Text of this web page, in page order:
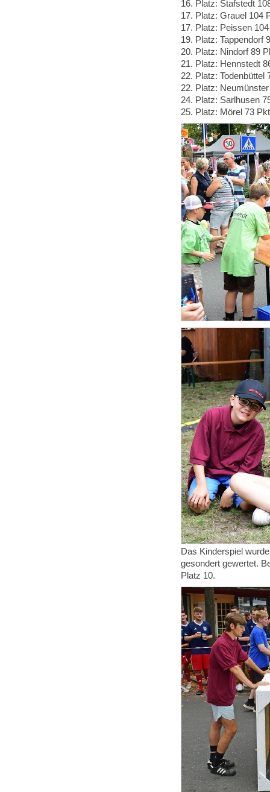
16. Platz: Stafstedt
17. Platz: Grauel 104
17. Platz: Peissen
19. Platz: Tappendorf
20. Platz: Nindorf 89
21. Platz: Hennstedt
22. Platz: Todenbüttel
22. Platz:
24. Platz: Sarlhusen
25. Platz: Mörel 73
Das Kinderspiel
gesondert gewertet.
Platz 10.